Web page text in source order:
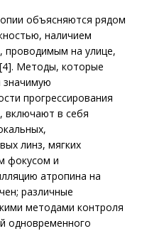
объясняются рядом
наличием
проводимым на улице,
Методы, которые
значимую
прогрессирования
включают в себя
линз, мягких
фокусом и
атропина на
различные
методами контроля
одновременного